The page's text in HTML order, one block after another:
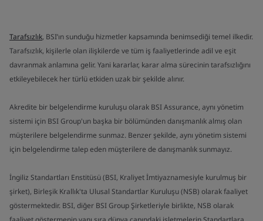
Tarafsızlık, BSI’ın sunduğu hizmetler kapsamında benimsediği temel ilkedir.
Tarafsızlık, kişilerle olan ilişkilerde ve tüm iş faaliyetlerinde adil ve eşit
davranmak anlamına gelir. Yani kararlar, karar alma sürecinin tarafsızlığını
etkileyebilecek her türlü etkiden uzak bir şekilde alınır.
Akredite bir belgelendirme kuruluşu olarak BSI Assurance, aynı yönetim
sistemi için BSI Group'un başka bir bölümünden danışmanlık almış olan
müşterilere belgelendirme sunmaz. Benzer şekilde, aynı yönetim sistemi
için belgelendirme talep eden müşterilere de danışmanlık sunmayız.
İngiliz Standartları Enstitüsü (BSI, Kraliyet İmtiyaznamesiyle kurulmuş bir
şirket), Birleşik Krallık'ta Ulusal Standartlar Kuruluşu (NSB) olarak faaliyet
göstermektedir. BSI, diğer BSI Group Şirketleriyle birlikte, NSB olarak